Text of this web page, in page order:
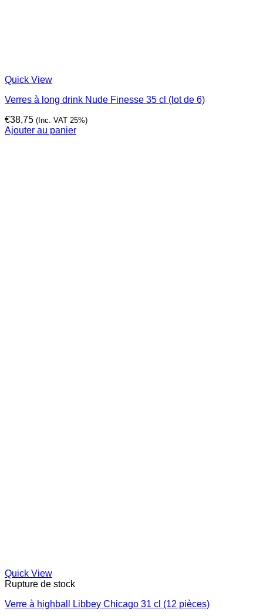
Quick View
Verres à long drink Nude Finesse 35 cl (lot de 6)
€38,75 (Inc. VAT 25%)
Ajouter au panier
Quick View
Rupture de stock
Verre à highball Libbey Chicago 31 cl (12 pièces)